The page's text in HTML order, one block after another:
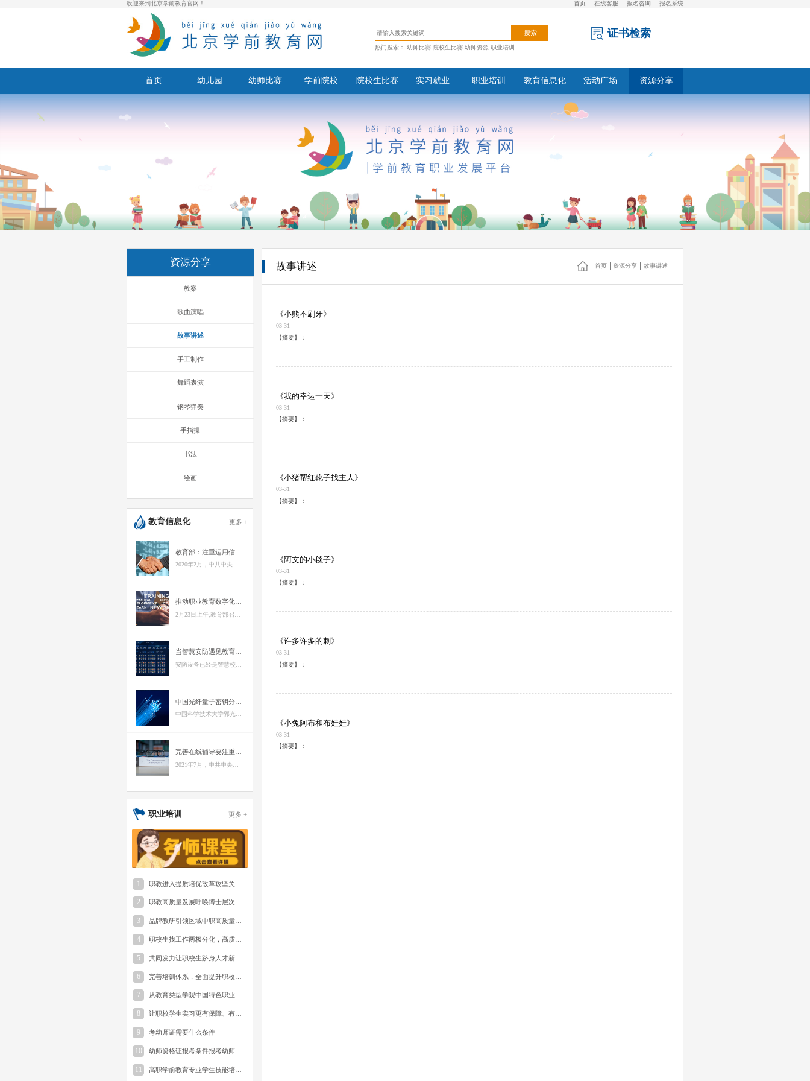
欢迎来到北京学前教育官网！ 首页 在线客服 报名咨询 报名系统
搜索
热门搜索： 幼师比赛 院校生比赛 幼师资源 职业培训
证书检索
首页 幼儿园 幼师比赛 学前院校 院校生比赛 实习就业 职业培训 教育信息化 活动广场 资源分享
资源分享
教案
歌曲演唱
故事讲述
手工制作
舞蹈表演
钢琴弹奏
手指操
书法
绘画
教育信息化 更多 +
2020年2月，中共中央办公厅、国务院办公厅《关于深化新时代教育督导体制机制改革的意见》明确提出，“原则上，学校校（园）长在一个任期结束时，要接受一次综合督导”。
推动职业教育数字化升级！2022年职业教育重点工作发布
中国科学技术大学郭光灿院士团队韩正甫教授及其合作者王双、银振强、何德勇、陈巍等，近期实现833公里光纤量子密钥分发，将安全传输距离世界纪录提升了200余公里，向实现千公里陆基量子保密通信迈出重要一步。
职业培训 更多 +
1 职教进入提质培优改革攻坚关键期
2
3 品牌教研引领区域中职高质量发展
4 职校生找工作两极分化，高质量的职校就业需如何打造？
5 共同发力让职校生跻身人才新赛道
6 完善培训体系，全面提升职校校长综合素质
7 从教育类型学观中国特色职业教育“类型”定位
8 让职校学生实习更有保障、有质量
9 考幼师证需要什么条件
10 幼师资格证报考条件报考幼师资格证的步骤
11 高职学前教育专业学生技能培训体系的构建与探索
故事讲述 首页 资源分享 故事讲述
《小熊不刷牙》
03-31
【摘要】：
《我的幸运一天》
03-31
【摘要】：
《小猪帮红靴子找主人》
03-31
【摘要】：
《阿文的小毯子》
03-31
【摘要】：
《许多许多的刺》
03-31
【摘要】：
《小兔阿布和布娃娃》
03-31
【摘要】：